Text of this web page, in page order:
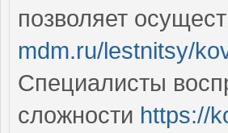
позволяет
mdm.ru/lestnitsy/
Специалисты
сложности https://